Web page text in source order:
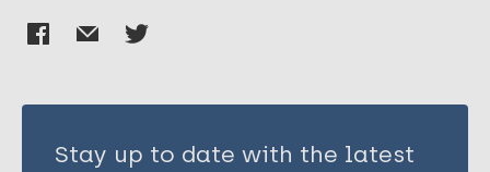
Stay up to date with the latest